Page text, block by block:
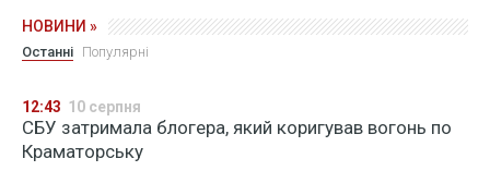
НОВИНИ »
Останні Популярні
12:43 10 серпня
СБУ затримала блогера, який коригував вогонь по
Краматорську